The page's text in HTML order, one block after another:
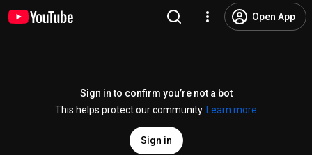
Open App
Sign in to confirm you’re not a bot
This helps protect our community.
Learn more
Sign in